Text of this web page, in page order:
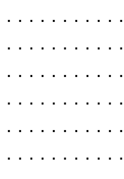
. . . . . . . . . .
. . . . . . . . . .
. . . . . . . . . .
. . . . . . . . . .
. . . . . . . . . .
. . . . . . . . . .